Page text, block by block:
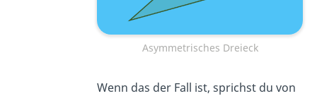
Asymmetrisches Dreieck
Wenn das der Fall ist, sprichst du von